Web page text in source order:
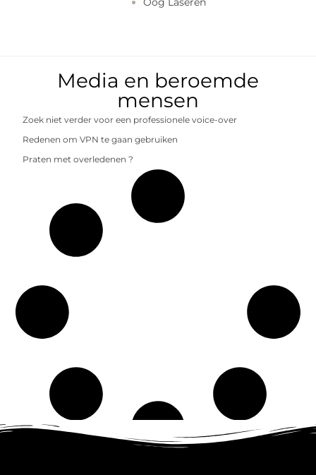
Media en beroemde
mensen
Zoek niet verder voor een professionele voice-over
Redenen om VPN te gaan gebruiken
Praten met overledenen ?